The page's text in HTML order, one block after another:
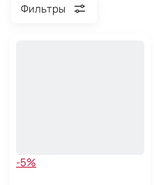
Фильтры
-5%